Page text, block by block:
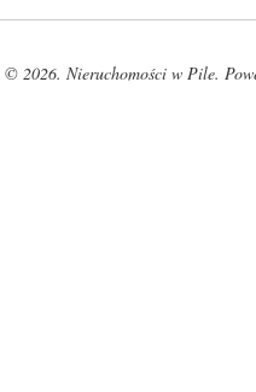
© 2026. Nieruchomości w Pile.